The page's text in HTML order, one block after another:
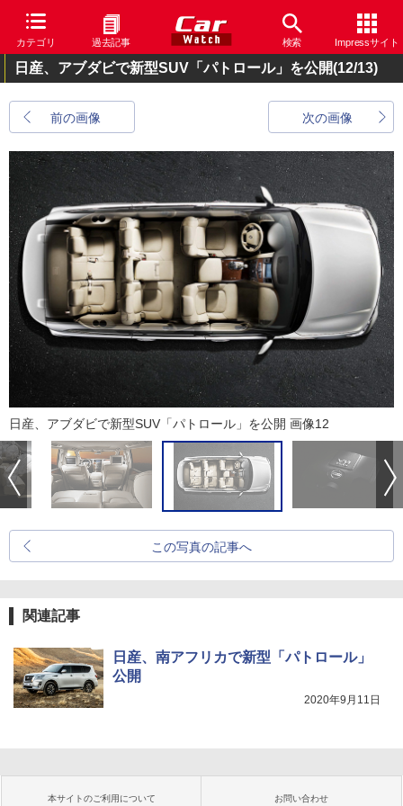
カテゴリ 過去記事 検索 Impressサイト
日産、アブダビで新型SUV「パトロール」を公開(12/13)
前の画像 次の画像
日産、アブダビで新型SUV「パトロール」を公開 画像12
この写真の記事へ
関連記事
日産、南アフリカで新型「パトロール」
公開
2020年9月11日
本サイトのご利用について お問い合わせ